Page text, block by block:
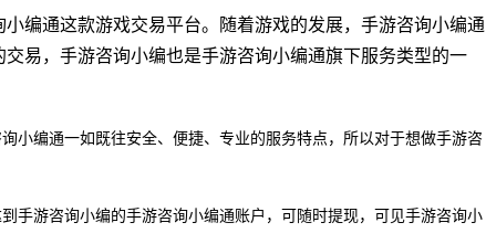
编通这款游戏交易平台。随着游戏的发展，手游咨询小编通
易，手游咨询小编也是手游咨询小编通旗下服务类型的一
小编通一如既往安全、便捷、专业的服务特点，所以对于想做手游咨
手游咨询小编的手游咨询小编通账户，可随时提现，可见手游咨询小